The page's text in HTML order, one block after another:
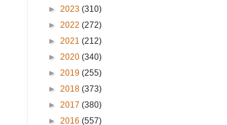
► 2023 (310)
► 2022 (272)
► 2021 (212)
► 2020 (340)
► 2019 (255)
► 2018 (373)
► 2017 (380)
► 2016 (557)